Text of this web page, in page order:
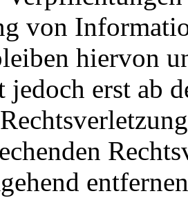
von
hiervon
jedoch erst ab